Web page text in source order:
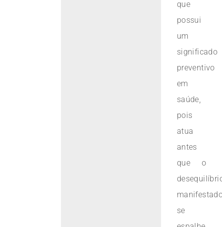
que
possui
um
significado
preventivo
em
saúde,
pois
atua
antes
que o
se